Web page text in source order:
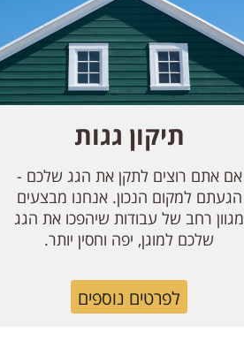
תיקון גגות
אם אתם רוצים לתקן את הגג שלכם -
הגעתם למקום הנכון. אנחנו מבצעים
מגוון רחב של עבודות שיהפכו את הגג
שלכם למוגן, יפה וחסין יותר.
לפרטים נוספים